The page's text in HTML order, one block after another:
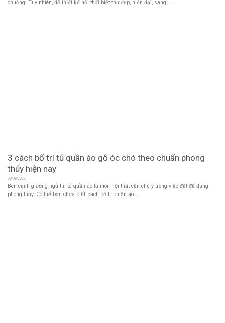
chuộng. Tuy nhiên, để thiết kế nội thất biệt thự đẹp, hiện đại, sang...
3 cách bố trí tủ quần áo gỗ óc chó theo chuẩn phong
thủy hiện nay
30/09/2021
Bên cạnh giường ngủ thì tủ quần áo là món nội thất cần chú ý trong việc đặt để đúng
phong thủy. Có thể bạn chưa biết, cách bố trí quần áo...